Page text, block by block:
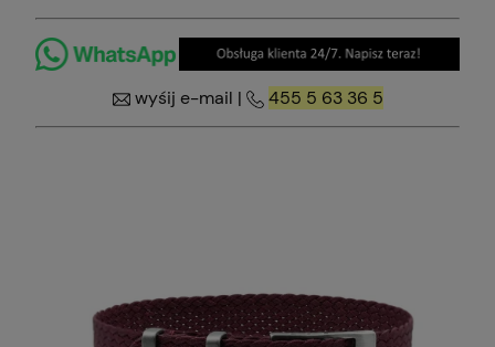
wyśij e-mail | 455 5 63 36 5